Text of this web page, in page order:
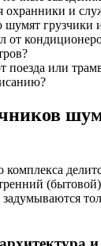
охранники и
грузчики
от
поезда или